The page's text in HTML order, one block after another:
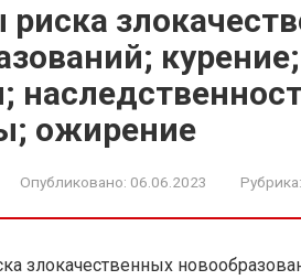
ожирение
Опубликовано: 06.06.2023 Рубрика:
злокачественных